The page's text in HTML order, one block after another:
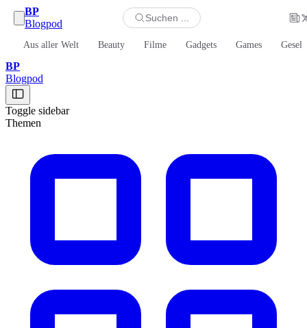
BP
Blogpod
Suchen ...
Aus aller Welt Beauty Filme Gadgets Games
BP
Blogpod
Toggle sidebar
Themen